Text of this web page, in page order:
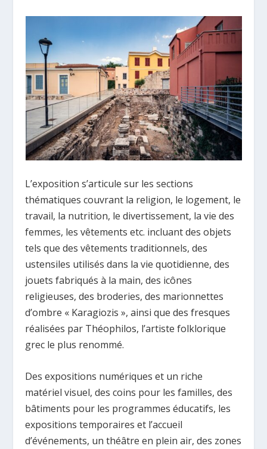
L’exposition s’articule sur les sections
thématiques couvrant la religion, le logement, le
travail, la nutrition, le divertissement, la vie des
femmes, les vêtements etc. incluant des objets
tels que des vêtements traditionnels, des
ustensiles utilisés dans la vie quotidienne, des
jouets fabriqués à la main, des icônes
religieuses, des broderies, des marionnettes
d’ombre « Karagiozis », ainsi que des fresques
réalisées par Théophilos, l’artiste folklorique
grec le plus renommé.
Des expositions numériques et un riche
matériel visuel, des coins pour les familles, des
bâtiments pour les programmes éducatifs, les
expositions temporaires et l’accueil
d’événements, un théâtre en plein air, des zones